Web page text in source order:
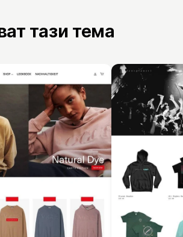
тази тема